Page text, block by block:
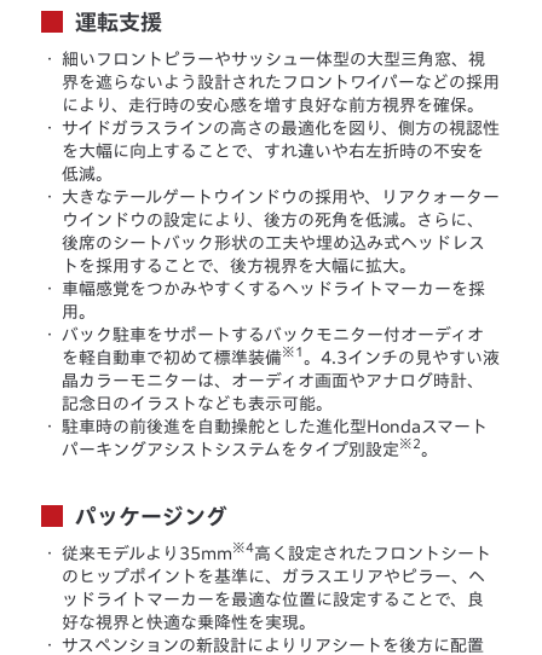
運転支援
・
細いフロントピラーやサッシュ一体型の大型三角窓、視
界を遮らないよう設計されたフロントワイパーなどの採用
により、走行時の安心感を増す良好な前方視界を確保。
・
サイドガラスラインの高さの最適化を図り、側方の視認性
を大幅に向上することで、すれ違いや右左折時の不安を
低減。
・
大きなテールゲートウインドウの採用や、リアクォーター
ウインドウの設定により、後方の死角を低減。さらに、
後席のシートバック形状の工夫や埋め込み式ヘッドレス
トを採用することで、後方視界を大幅に拡大。
・
車幅感覚をつかみやすくするヘッドライトマーカーを採
用。
・
バック駐車をサポートするバックモニター付オーディオ
を軽自動車で初めて標準装備※1 。4.3インチの見やすい液
晶カラーモニターは、オーディオ画面やアナログ時計、
記念日のイラストなども表示可能。
・
駐車時の前後進を自動操舵とした進化型Hondaスマート
パーキングアシストシステムをタイプ別設定 ※2 。
パッケージング
・ 従来モデルより35mm ※4高く設定されたフロントシート
のヒップポイントを基準に、ガラスエリアやピラー、ヘ
ッドライトマーカーを最適な位置に設定することで、良
好な視界と快適な乗降性を実現。
・
サスペンションの新設計によりリアシートを後方に配置